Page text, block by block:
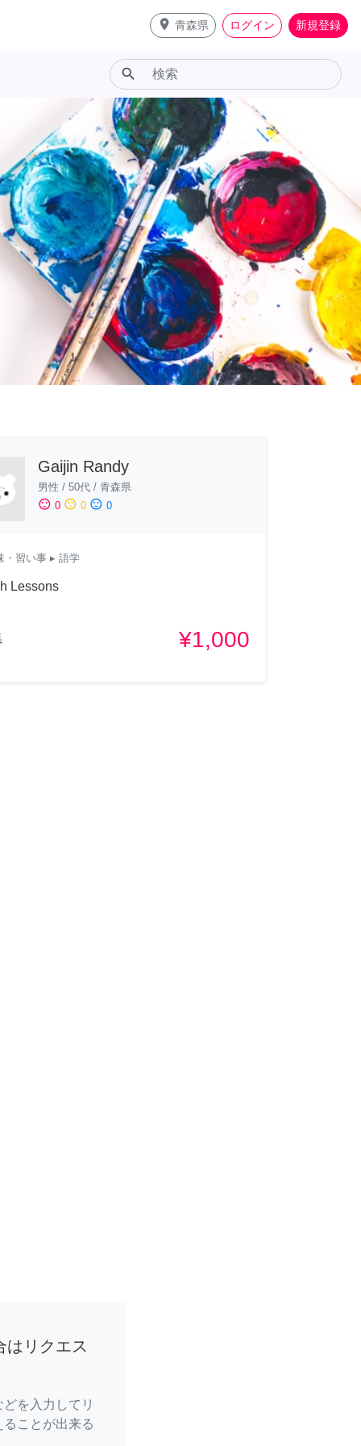
place 青森県 ログイン 新規登録
search
Gaijin Randy
男性 / 50代/ 青森県
sentiment_satisfied 0 sentiment_neutral 0 sentiment_dissatisfied 0
・習い事▸ 語学
Lessons
¥1,000
はリクエス
を入力してリ
ことが出来る